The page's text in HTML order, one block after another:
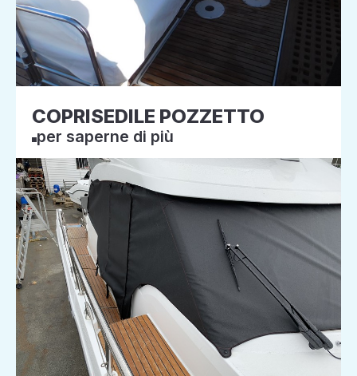
COPRISEDILE POZZETTO
per saperne di più